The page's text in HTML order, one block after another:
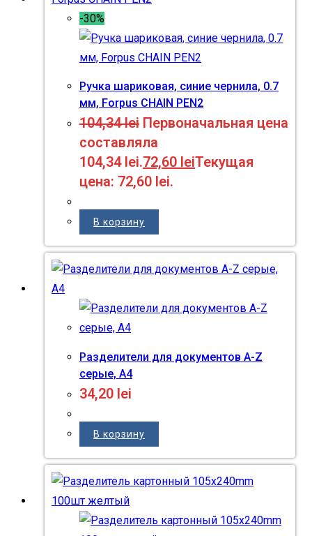
-30%
Ручка шариковая, синие чернила, 0.7
мм, Forpus CHAIN PEN2
104,34lei Первоначальная цена
составляла
104,34 lei.72,60 leiТекущая
цена: 72,60 lei.
В корзину
Разделители для документов A-Z
серые, А4
34,20 lei
В корзину